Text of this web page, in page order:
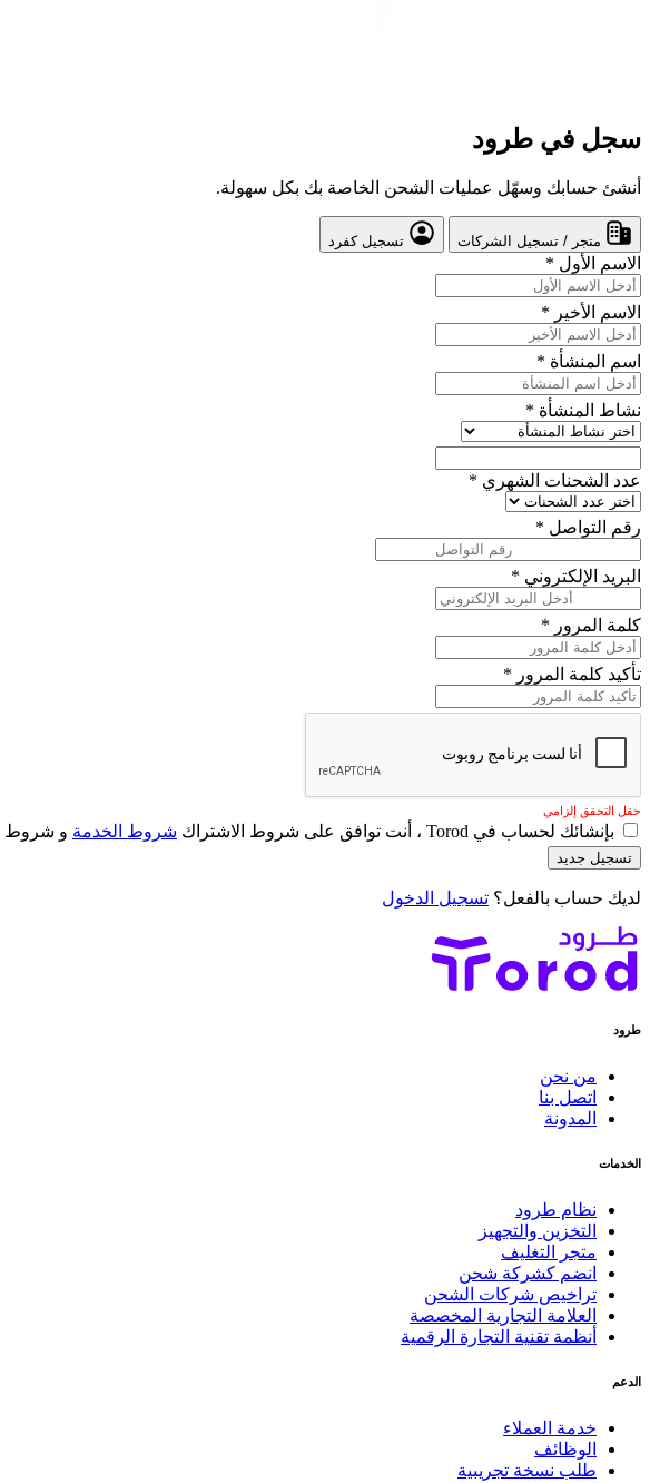
سجل في طرود
أنشئ حسابك وسهّل عمليات الشحن الخاصة بك بكل سهولة.
متجر / تسجيل الشركات تسجيل كفرد
الاسم الأول *
الاسم الأخير *
اسم المنشأة *
نشاط المنشأة *
عدد الشحنات الشهري *
رقم التواصل *
البريد الإلكتروني *
كلمة المرور *
تأكيد كلمة المرور *
حقل التحقق إلزامي
بإنشائك لحساب في Torod ، أنت توافق على شروط الاشتراك شروط الخدمة و شروط
تسجيل جديد
لديك حساب بالفعل؟ تسجيل الدخول
طرود
من نحن
اتصل بنا
المدونة
الخدمات
نظام طرود
التخزين والتجهيز
متجر التغليف
انضم كشركة شحن
تراخيص شركات الشحن
العلامة التجارية المخصصة
أنظمة تقنية التجارة الرقمية
الدعم
خدمة العملاء
الوظائف
طلب نسخة تجريبية